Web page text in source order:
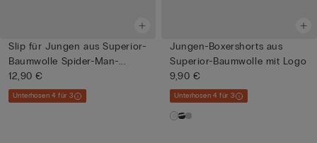
Slip für Jungen aus Superior-
Baumwolle Spider-Man-...
12,90 €
Unterhosen 4 für 3
Jungen-Boxershorts aus
Superior-Baumwolle mit Logo
9,90 €
Unterhosen 4 für 3